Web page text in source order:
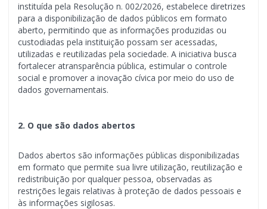
página
inicial
instituída pela Resolução n. 002/2026, estabelece diretrizes
para a disponibilização de dados públicos em formato
aberto, permitindo que as informações produzidas ou
custodiadas pela instituição possam ser acessadas,
utilizadas e reutilizadas pela sociedade. A iniciativa busca
fortalecer atransparência pública, estimular o controle
social e promover a inovação cívica por meio do uso de
dados governamentais.
2. O que são dados abertos
Dados abertos são informações públicas disponibilizadas
em formato que permite sua livre utilização, reutilização e
redistribuição por qualquer pessoa, observadas as
restrições legais relativas à proteção de dados pessoais e
às informações sigilosas.